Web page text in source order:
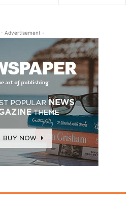
- Advertisement -